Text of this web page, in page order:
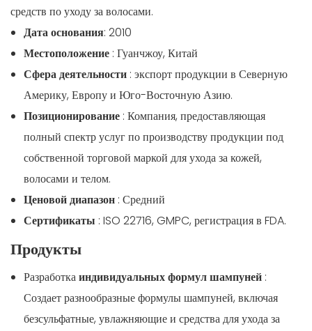
средств по уходу за волосами.
Дата основания: 2010
Местоположение : Гуанчжоу, Китай
Сфера деятельности : экспорт продукции в Северную
Америку, Европу и Юго-Восточную Азию.
Позиционирование : Компания, предоставляющая
полный спектр услуг по производству продукции под
собственной торговой маркой для ухода за кожей,
волосами и телом.
Ценовой диапазон : Средний
Сертификаты : ISO 22716, GMPC, регистрация в FDA.
Продукты
Разработкаиндивидуальных формул шампуней :
Создает разнообразные формулы шампуней, включая
безсульфатные, увлажняющие и средства для ухода за